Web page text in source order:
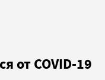
от COVID-19